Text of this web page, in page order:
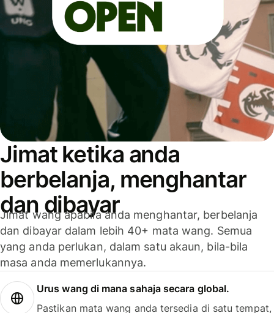
Jimat ketika anda
berbelanja, menghantar
dan dibayar
Jimat wang apabila anda menghantar, berbelanja
dan dibayar dalam lebih 40+ mata wang. Semua
yang anda perlukan, dalam satu akaun, bila-bila
masa anda memerlukannya.
Urus wang di mana sahaja secara global.
Pastikan mata wang anda tersedia di satu tempat,